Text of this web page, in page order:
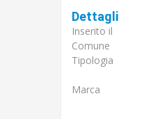
Dettagli
Inserito il
Comune
Tipologia
Marca